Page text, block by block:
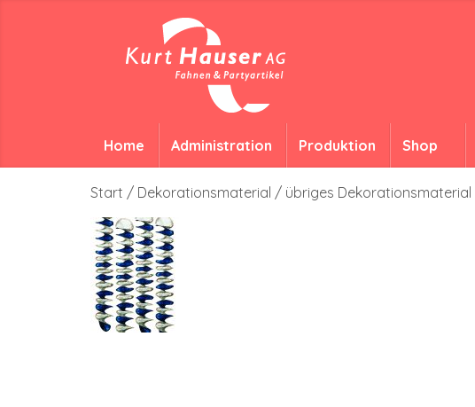
Home Administration Produktion Shop
Start / Dekorationsmaterial / übriges Dekorationsmaterial